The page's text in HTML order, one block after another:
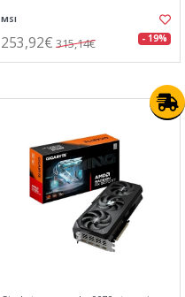
MSI
253,92€ 315,14€ - 19%